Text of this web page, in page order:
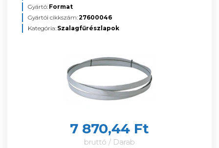
Gyártó: Format
Gyártói cikkszám:27600046
Kategória: Szalagfűrészlapok
7 870,44 Ft
bruttó / Darab